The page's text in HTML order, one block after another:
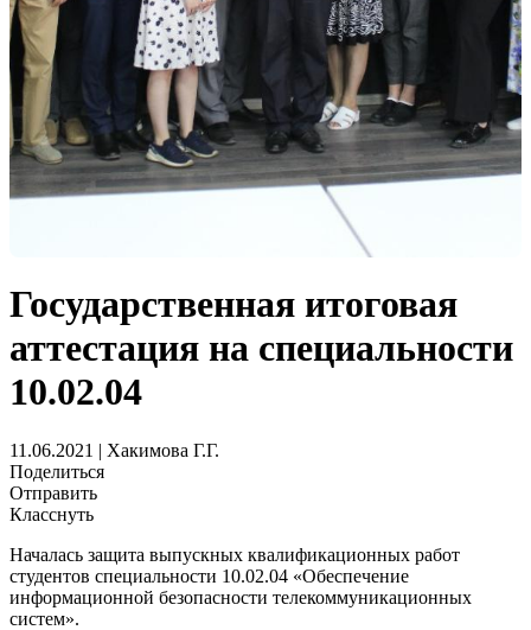
Государственная итоговая
аттестация на специальности
10.02.04
11.06.2021 | Хакимова Г.Г.
Поделиться
Отправить
Класснуть
Началась защита выпускных квалификационных работ
студентов специальности 10.02.04 «Обеспечение
информационной безопасности телекоммуникационных
систем».